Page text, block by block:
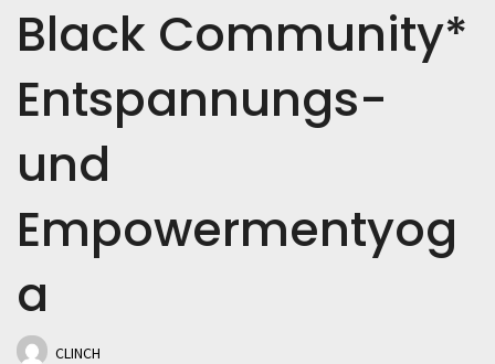
Black Community*
Entspannungs-
und
Empowermentyog
a
CLINCH